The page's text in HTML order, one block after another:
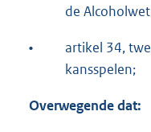
de
•
artikel 34,
kansspelen;
Overwegende dat: